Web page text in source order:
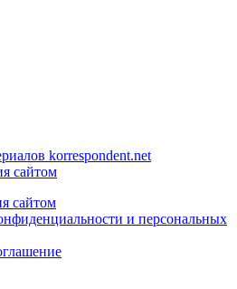
korrespondent.net
сайтом
сайтом
и персональных